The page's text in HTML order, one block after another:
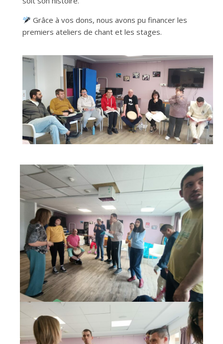
Grâce à vos dons, nous avons pu financer les
premiers ateliers de chant et les stages.